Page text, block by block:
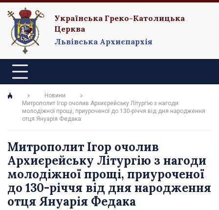
Українська Греко-Католицька
Церква
Львівська Архиєпархія
Новини
Митрополит Ігор очолив Архиєрейську Літургію з нагоди
молодіжної прощі, приуроченої до 130-річчя від дня народження
отця Януарія Федака
Митрополит Ігор очолив
Архиєрейську Літургію з нагоди
молодіжної прощі, приуроченої
до 130-річчя від дня народження
отця Януарія Федака